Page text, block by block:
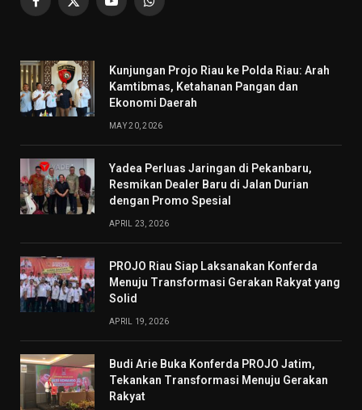
Facebook
X
YouTubeWhatsApp
Kunjungan Projo Riau ke Polda Riau: Arah
Kamtibmas, Ketahanan Pangan dan
Ekonomi Daerah
MAY 20, 2026
Yadea Perluas Jaringan di Pekanbaru,
Resmikan Dealer Baru di Jalan Durian
dengan Promo Spesial
APRIL 23, 2026
PROJO Riau Siap Laksanakan Konferda
Menuju Transformasi Gerakan Rakyat yang
Solid
APRIL 19, 2026
Budi Arie Buka Konferda PROJO Jatim,
Tekankan Transformasi Menuju Gerakan
Rakyat